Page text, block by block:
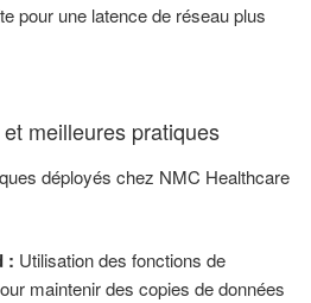
pour une latence de réseau plus
meilleures pratiques
déployés chez NMC Healthcare
: Utilisation des fonctions de
maintenir des copies de données